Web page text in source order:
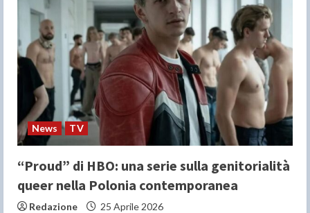
News TV
“Proud” di HBO: una serie sulla genitorialità
queer nella Polonia contemporanea
Redazione 25 Aprile 2026